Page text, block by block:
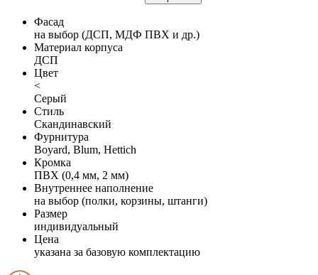
Фасад
на выбор (ДСП, МДФ ПВХ и др.)
Материал корпуса
ДСП
Цвет
<
Серый
Стиль
Скандинавский
Фурнитура
Boyard, Blum, Hettich
Кромка
ПВХ (0,4 мм, 2 мм)
Внутреннее наполнение
на выбор (полки, корзины, штанги)
Размер
индивидуальный
Цена
указана за базовую комплектацию